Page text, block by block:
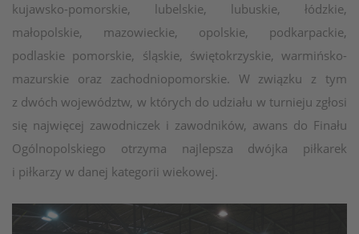
kujawsko-pomorskie, lubelskie, lubuskie, łódzkie,
małopolskie, mazowieckie, opolskie, podkarpackie,
podlaskie pomorskie, śląskie, świętokrzyskie, warmińsko-
mazurskie oraz zachodniopomorskie. W związku z tym
z dwóch województw, w których do udziału w turnieju zgłosi
się najwięcej zawodniczek i zawodników, awans do Finału
Ogólnopolskiego otrzyma najlepsza dwójka piłkarek
i piłkarzy w danej kategorii wiekowej.